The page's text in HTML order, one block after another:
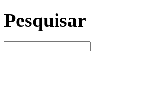
Pesquisar